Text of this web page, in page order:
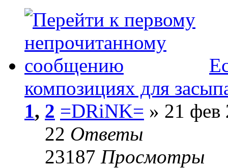
композициях для
1, 2 =DRiNK= » 21 фев
22 Ответы
23187 Просмотры